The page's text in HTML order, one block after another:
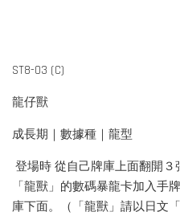
ST8-03 (C)
龍仔獸
成長期｜數據種｜龍型
登場時 從自己牌庫上面翻開
「龍獸」的數碼暴龍卡加入手
庫下面。（「龍獸」請以日文